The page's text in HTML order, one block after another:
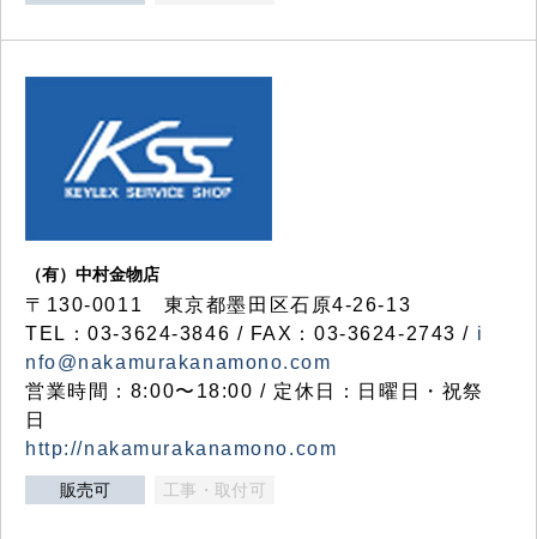
（有）中村金物店
〒130-0011 東京都墨田区石原4-26-13
TEL：03-3624-3846 / FAX：03-3624-2743 / i
nfo@nakamurakanamono.com
営業時間：8:00〜18:00 / 定休日：日曜日・祝祭
日
http://nakamurakanamono.com
販売可 工事・取付可